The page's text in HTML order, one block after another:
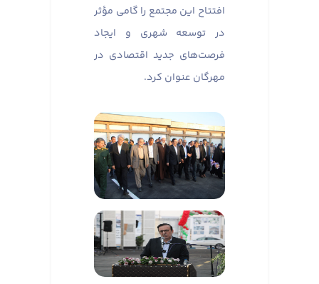
افتتاح این مجتمع را گامی مؤثر
در توسعه شهری و ایجاد
فرصت‌های جدید اقتصادی در
مهرگان عنوان کرد.